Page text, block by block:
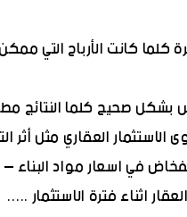
كلما كانت الأرباح التي
صحيح كلما النتائج
الاستثمار العقاري مثل أثر
في اسعار مواد البناء
اثناء فترة الاستثمار .....